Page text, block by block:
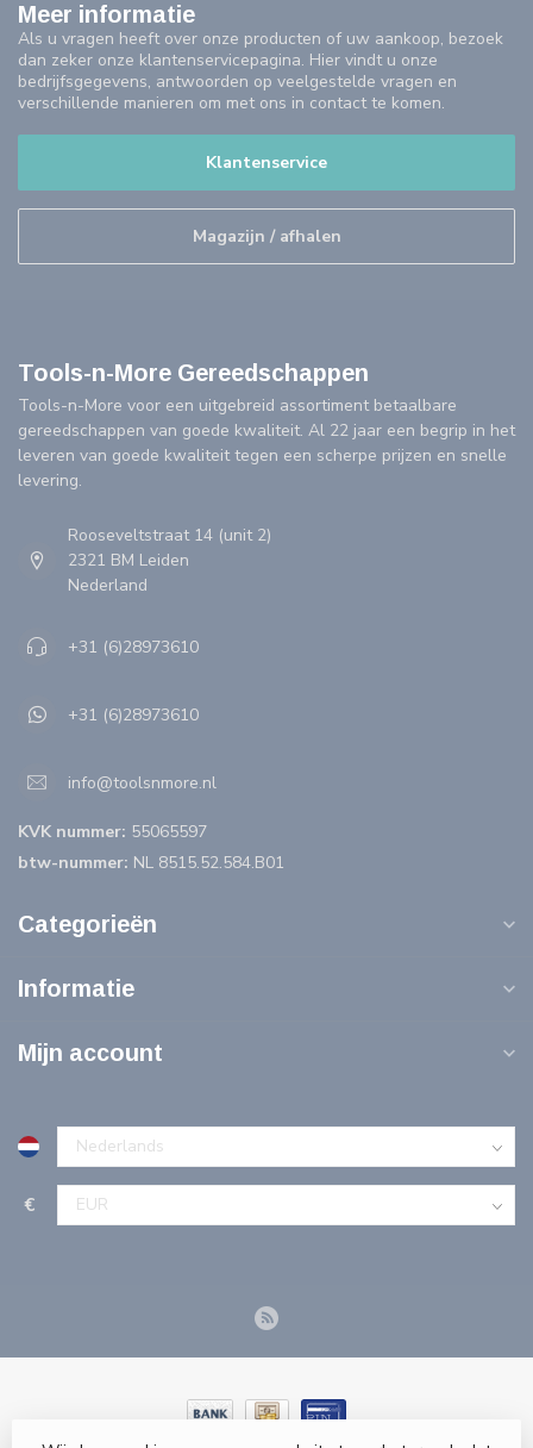
Meer informatie
Als u vragen heeft over onze producten of uw aankoop, bezoek
dan zeker onze klantenservicepagina. Hier vindt u onze
bedrijfsgegevens, antwoorden op veelgestelde vragen en
verschillende manieren om met ons in contact te komen.
Klantenservice
Magazijn / afhalen
Tools-n-More Gereedschappen
Tools-n-More voor een uitgebreid assortiment betaalbare
gereedschappen van goede kwaliteit. Al 22 jaar een begrip in het
leveren van goede kwaliteit tegen een scherpe prijzen en snelle
levering.
Rooseveltstraat 14 (unit 2)
2321 BM Leiden
Nederland
+31 (6)28973610
+31 (6)28973610
info@toolsnmore.nl
KVK nummer: 55065597
btw-nummer: NL 8515.52.584.B01
Categorieën
Informatie
Mijn account
€